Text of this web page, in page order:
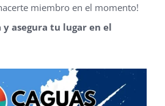
miembro en el momento!
y asegura tu lugar en el